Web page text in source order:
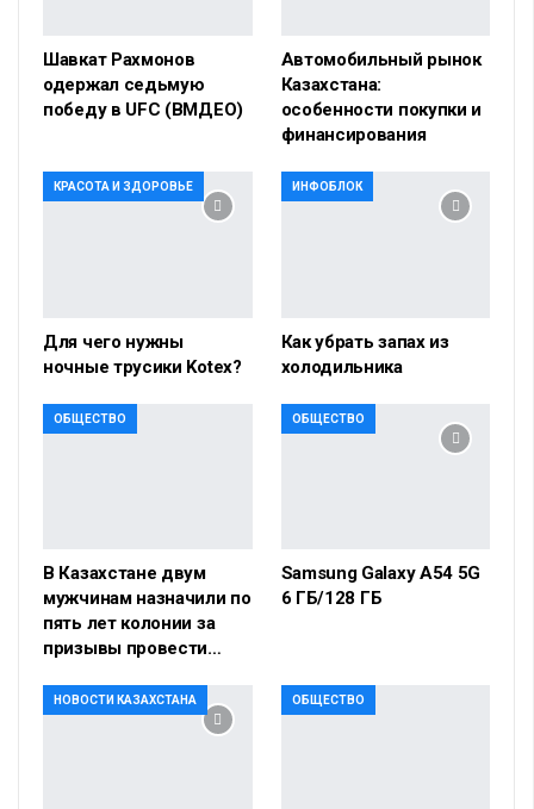
Шавкат Рахмонов
одержал седьмую
победу в UFC (ВМДЕО)
Автомобильный рынок
Казахстана:
особенности покупки и
финансирования
КРАСОТА И ЗДОРОВЬЕ
Для чего нужны
ночные трусики Kotex?
ИНФОБЛОК
Как убрать запах из
холодильника
ОБЩЕСТВО
В Казахстане двум
мужчинам назначили по
пять лет колонии за
призывы провести…
ОБЩЕСТВО
Samsung Galaxy A54 5G
6 ГБ/128 ГБ
НОВОСТИ КАЗАХСТАНА ОБЩЕСТВО